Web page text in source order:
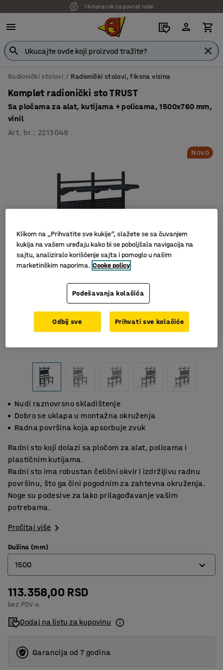
14 dana rok za povrat robe
Radionički stolovi Radionički stolovi, fiksna visina
Komplet radionički sto TRUST
Sa pločama za alat, kutijama + policama, 1500x760 mm,
vinil
Art. br. : 2213049
Novo
Nudi raznovrsno skladištenje
Dobro se uklapa u montažna okruženja
Radna površina koja apsorbuje zvuk
Radni sto koji dolazi sa pločom za alat, policama i
plastičnim kutijama.
Radni sto ima robustan čelični okvir i izdržljivu radnu
površinu, što ga čini pogodnim za zahtevna okruženja.
Noge su podesive za lako prilagođavanje vašim
potrebama.
Pročitaj više
Dužina (mm)
1500
1500
2000
113.358,00 RSD
bez PDV-a
Dodaj na listu za kupovinu
Garancija od 7 godina
Klikom na „Prihvatite sve kukije“, slažete se sa čuvanjem
kukija na vašem uređaju kako bi se poboljšala navigacija na
sajtu, analiziralo korišćenje sajta i pomoglo u našim
marketinškim naporima. Cooke policy
Podešavanja kolačića
Odbij sve Prihvati sve kolačiće